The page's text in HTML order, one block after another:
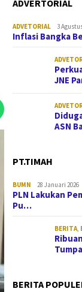
ADVERTORIAL
ADVETORIAL 3
Inflasi Bangka
JNE
ASN
PT.TIMAH
BUMN 28 Januari 2026
PLN Lakukan
Pu…
BERITA,
BERITA